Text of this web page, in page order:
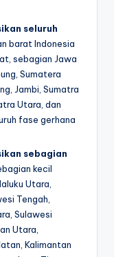
seluruh
barat Indonesia
sebagian Jawa
Sumatera
Jambi, Sumatra
Utara, dan
fase gerhana
sebagian
kecil
Utara,
Tengah,
Sulawesi
Utara,
Kalimantan